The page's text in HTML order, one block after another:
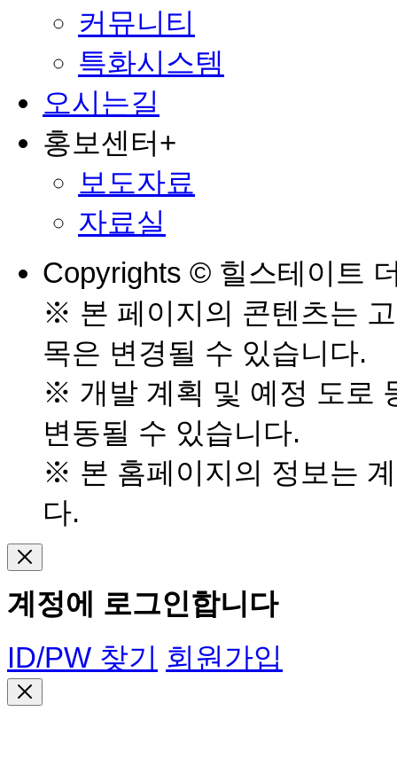
커뮤니티
특화시스템
오시는길
홍보센터+
보도자료
자료실
Copyrights © 힐스테이트
※ 본 페이지의 콘텐츠는
목은 변경될 수 있습니다.
※ 개발 계획 및 예정 도로
변동될 수 있습니다.
※ 본 홈페이지의 정보는
다.
계정에 로그인합니다
ID/PW 찾기 회원가입